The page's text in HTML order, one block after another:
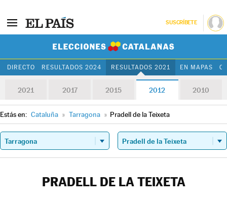
SUSCRÍBETE
DIRECTO RESULTADOS 2024 RESULTADOS 2021 EN MAPAS
2021 2017 2015 2012 2010
Estás en: Cataluña » Tarragona » Pradell de la Teixeta
PRADELL DE LA TEIXETA